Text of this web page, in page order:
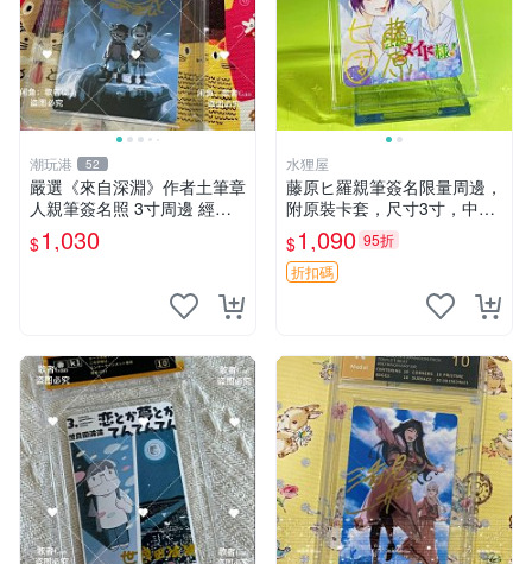
潮玩港 52
嚴選《來自深淵》作者土筆章
人親筆簽名照 3寸周邊 經典
卡磚 相片拍賣 深淵 Made in
Abyss 土筆章人 照片
$1,030
水狸屋
藤原ヒ羅親筆簽名限量周邊，
附原裝卡套，尺寸3寸，中古
輕瑕 會長大人 親筆 簽名 周
邊 卡套 3寸 中古初瑕
$1,090 95折
折扣碼